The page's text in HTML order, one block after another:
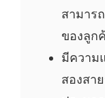
สามาร
ของลูก
มีความ
สองสา